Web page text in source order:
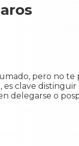
pero no te
clave
delegarse o